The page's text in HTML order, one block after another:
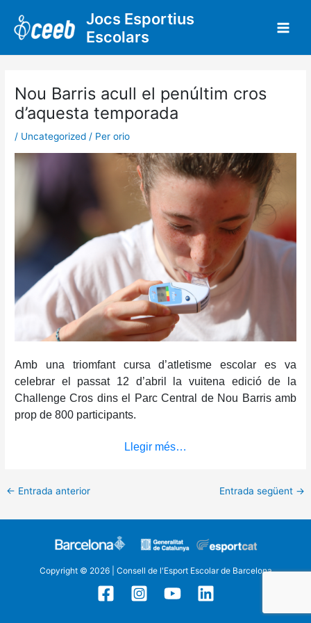
contingut
Jocs Esportius
Escolars
Nou Barris acull el penúltim cros
d’aquesta temporada
/ Uncategorized / Per orio
Amb una triomfant cursa d’atletisme escolar es va
celebrar el passat 12 d’abril la vuitena edició de la
Challenge Cros dins el Parc Central de Nou Barris amb
prop de 800 participants.
Llegir més…
← Entrada anterior Entrada següent →
Copyright © 2026 | Consell de l'Esport Escolar de Barcelona